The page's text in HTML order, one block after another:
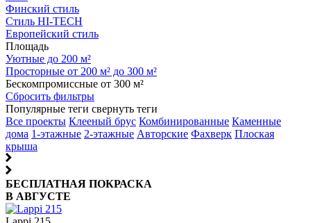
Финский стиль
Стиль HI-TECH
Европейский стиль
Площадь
Уютные до 200 м²
Просторные от 200 м² до 300 м²
Бескомпромиссные от 300 м²
Сбросить фильтры
Популярные теги свернуть теги
Все проекты Клееный брус Комбинированные Каменные
дома 1-этажные 2-этажные Авторские Фахверк Плоская
крыша
БЕСПЛАТНАЯ ПОКРАСКА
В АВГУСТЕ